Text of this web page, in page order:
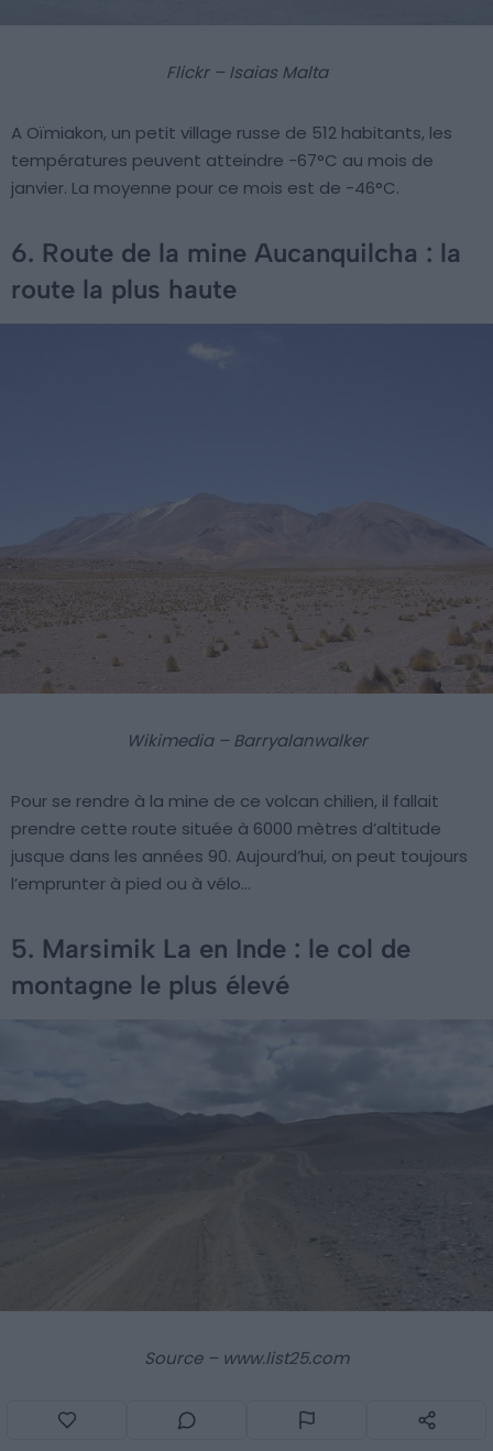
Flickr – Isaias Malta
A Oïmiakon, un petit village russe de 512 habitants, les
températures peuvent atteindre -67°C au mois de
janvier. La moyenne pour ce mois est de -46°C.
6. Route de la mine Aucanquilcha : la
route la plus haute
Wikimedia – Barryalanwalker
Pour se rendre à la mine de ce volcan chilien, il fallait
prendre cette route située à 6000 mètres d’altitude
jusque dans les années 90. Aujourd’hui, on peut toujours
l’emprunter à pied ou à vélo…
5. Marsimik La en Inde : le col de
montagne le plus élevé
Source – www.list25.com
Contrairement à la route précédente, le col de Marsimik